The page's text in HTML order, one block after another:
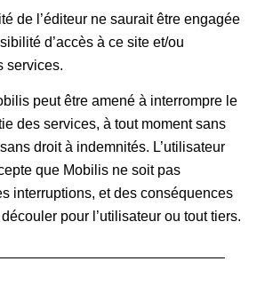
de l’éditeur ne saurait être engagée
d’accès à ce site et/ou
services.
peut être amené à interrompre le
des services, à tout moment sans
droit à indemnités. L’utilisateur
que Mobilis ne soit pas
interruptions, et des conséquences
pour l’utilisateur ou tout tiers.